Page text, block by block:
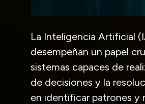
La Inteligencia Artificial
desempeñan un papel
sistemas capaces de
de decisiones y la
en identificar patrones y